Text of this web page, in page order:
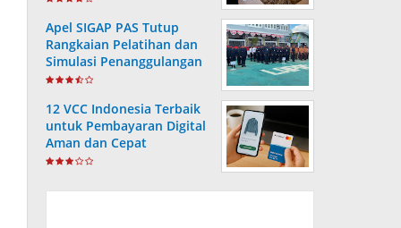
Apel SIGAP PAS Tutup
Rangkaian Pelatihan dan
Simulasi Penanggulangan
Bencana di Lapas
12 VCC Indonesia Terbaik
untuk Pembayaran Digital
Aman dan Cepat